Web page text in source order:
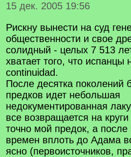
15 дек. 2005 19:56
Рискну вынести на суд
общественности и свое
солидный - целых 7 513
хватает того, что испанцы
continuidad.
После десятка поколений
предков идет небольшая
недокументированная
все возвращается на
точно мой предок, а после
времен вплоть до Адама
ясно (первоисточников,